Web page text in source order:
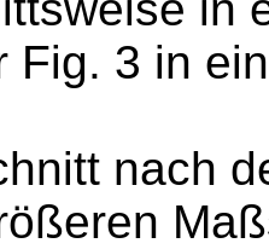
Fig. 3 in
nach